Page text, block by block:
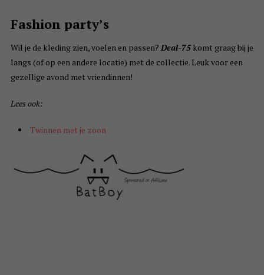
Fashion party’s
Wil je de kleding zien, voelen en passen? Deal-75 komt graag bij je
langs (of op een andere locatie) met de collectie. Leuk voor een
gezellige avond met vriendinnen!
Lees ook:
Twinnen met je zoon